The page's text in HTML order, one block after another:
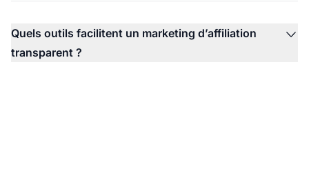
Quels outils facilitent un marketing d’affiliation
transparent ?